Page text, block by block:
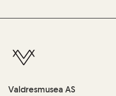
Valdresmusea AS